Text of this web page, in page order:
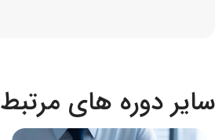
سایر دوره های مرتبط